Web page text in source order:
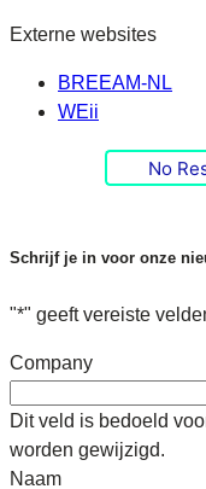
Externe websites
BREEAM-NL
WEii
No
Schrijf je in voor onze
"*" geeft vereiste
Company
Dit veld is bedoeld
worden gewijzigd.
Naam